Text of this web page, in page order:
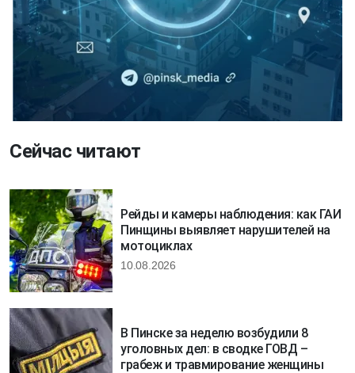
Сейчас читают
Рейды и камеры наблюдения: как ГАИ
Пинщины выявляет нарушителей на
мотоциклах
10.08.2026
В Пинске за неделю возбудили 8
уголовных дел: в сводке ГОВД –
грабеж и травмирование женщины